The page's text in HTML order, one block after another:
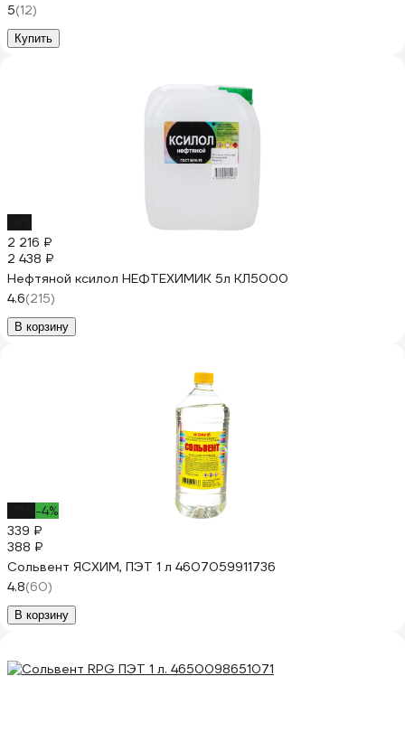
5(12)
Купить
2 216 ₽
2 438 ₽
Нефтяной ксилол НЕФТЕХИМИК 5л КЛ5000
4.6(215)
В корзину
-4%
339 ₽
388 ₽
Сольвент ЯСХИМ, ПЭТ 1 л 4607059911736
4.8(60)
В корзину